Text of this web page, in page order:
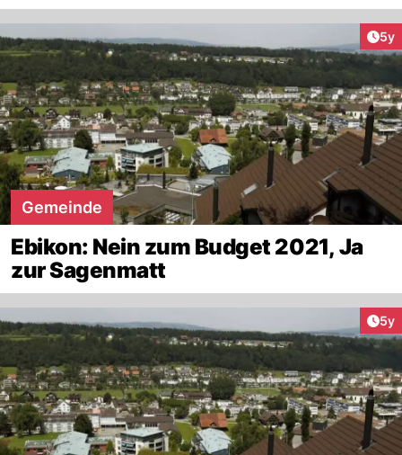
5y
Gemeinde
Ebikon: Nein zum Budget 2021, Ja
zur Sagenmatt
5y